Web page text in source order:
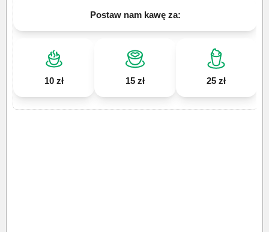
Postaw nam kawę za:
10 zł 15 zł 25 zł